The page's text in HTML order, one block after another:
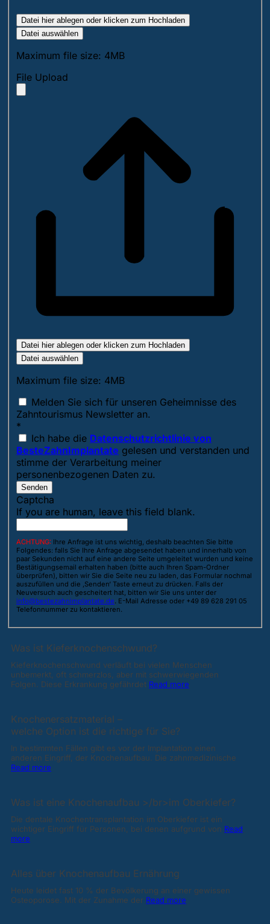
Datei hier ablegen oder klicken zum Hochladen
Datei auswählen
Maximum file size: 4MB
File Upload
Datei hier ablegen oder klicken zum Hochladen
Datei auswählen
Maximum file size: 4MB
Melden Sie sich für unseren Geheimnisse des
Zahntourismus Newsletter an.
*
Ich habe die Datenschutzrichtlinie von
BesteZahnImplantate gelesen und verstanden und
stimme der Verarbeitung meiner
personenbezogenen Daten zu.
Senden
Captcha
If you are human, leave this field blank.
ACHTUNG: Ihre Anfrage ist uns wichtig, deshalb beachten Sie bitte
Folgendes: falls Sie Ihre Anfrage abgesendet haben und innerhalb von
paar Sekunden nicht auf eine andere Seite umgeleitet wurden und keine
Bestätigungsemail erhalten haben (bitte auch Ihren Spam-Ordner
überprüfen), bitten wir Sie die Seite neu zu laden, das Formular nochmal
auszufüllen und die ‚Senden‘ Taste erneut zu drücken. Falls der
Neuversuch auch gescheitert hat, bitten wir Sie uns unter der
info@bestezahnimplantate.de. E-Mail Adresse oder +49 89 628 291 05
Telefonnummer zu kontaktieren.
Was ist Kieferknochenschwund?
Kieferknochenschwund verläuft bei vielen Menschen
unbemerkt, oft schmerzlos, aber mit schwerwiegenden
Folgen. Diese Erkrankung gefährdet Read more
Knochenersatzmaterial –
welche Option ist die richtige für Sie?
In bestimmten Fällen gibt es vor der Implantation einen
anderen Eingriff, der Knochenaufbau. Die zahnmedizinische
Read more
Was ist eine Knochenaufbau >/br>im Oberkiefer?
Die dentale Knochentransplantation im Oberkiefer ist ein
wichtiger Eingriff für Personen, bei denen aufgrund von Read
more
Alles über Knochenaufbau Ernährung
Heute leidet fast 10 % der Bevölkerung an einer gewissen
Osteoporose. Mit der Zunahme der Read more